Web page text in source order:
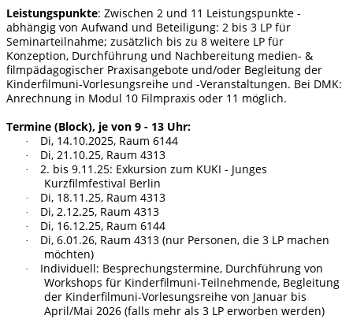
Leistungspunkte: Zwischen 2 und 11 Leistungspunkte -
abhängig von Aufwand und Beteiligung: 2 bis 3 LP für
Seminarteilnahme; zusätzlich bis zu 8 weitere LP für
Konzeption, Durchführung und Nachbereitung medien- &
filmpädagogischer Praxisangebote und/oder Begleitung der
Kinderfilmuni-Vorlesungsreihe und -Veranstaltungen. Bei DMK:
Anrechnung in Modul 10 Filmpraxis oder 11 möglich.
Termine (Block), je von 9 - 13 Uhr:
· Di, 14.10.2025, Raum 6144
· Di, 21.10.25, Raum 4313
·
2. bis 9.11.25: Exkursion zum KUKI - Junges
Kurzfilmfestival Berlin
· Di, 18.11.25, Raum 4313
· Di, 2.12.25, Raum 4313
· Di, 16.12.25, Raum 6144
·
Di, 6.01.26, Raum 4313 (nur Personen, die 3 LP machen
möchten)
·
Individuell: Besprechungstermine, Durchführung von
Workshops für Kinderfilmuni-Teilnehmende, Begleitung
der Kinderfilmuni-Vorlesungsreihe von Januar bis
April/Mai 2026 (falls mehr als 3 LP erworben werden)